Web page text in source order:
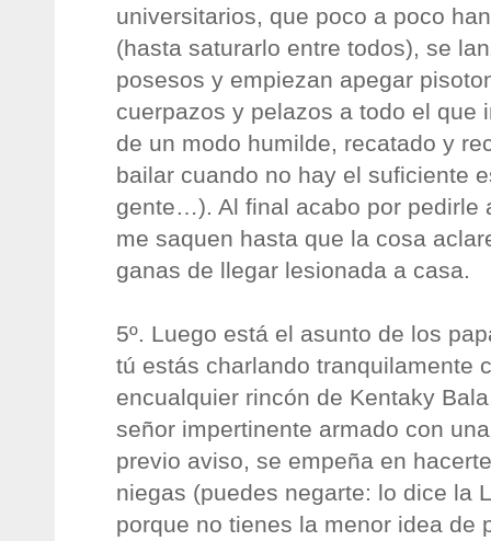
universitarios, que poco a poco
(hasta saturarlo entre todos), se
posesos y empiezan apegar
cuerpazos y pelazos a todo el que
de un modo humilde, recatado y
bailar cuando no hay el suficiente
gente…). Al final acabo por pedirle
me saquen hasta que la cosa
ganas de llegar lesionada a casa.
5º. Luego está el asunto de los
tú estás charlando tranquilamente
encualquier rincón de Kentaky
señor impertinente armado con
previo aviso, se empeña en
niegas (puedes negarte: lo dice la
porque no tienes la menor idea de